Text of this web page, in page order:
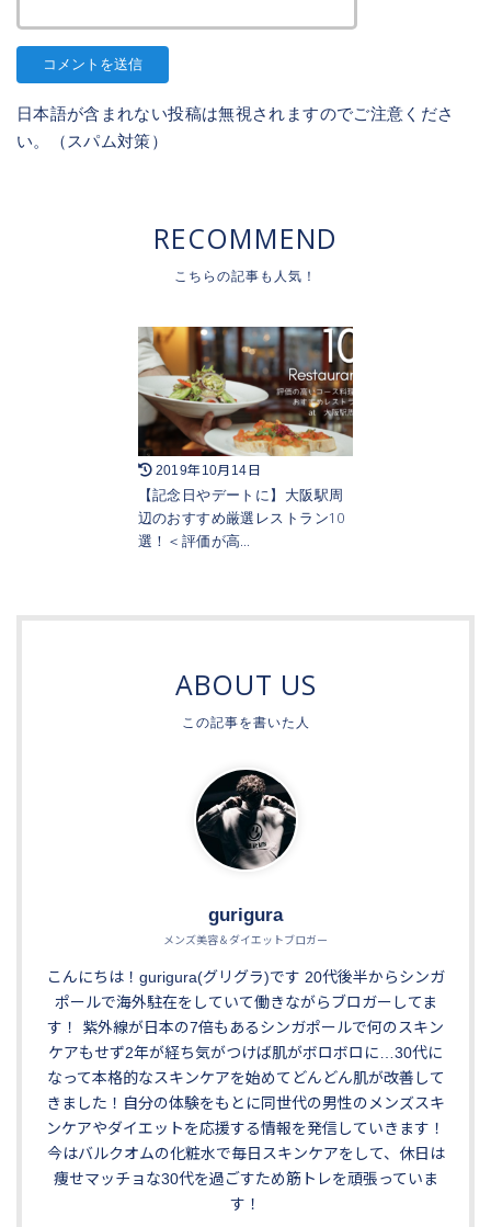
日本語が含まれない投稿は無視されますのでご注意くださ
い。（スパム対策）
RECOMMEND
2019年10月14日
【記念日やデートに】大阪駅周
辺のおすすめ厳選レストラン10
選！＜評価が高…
ABOUT US
gurigura
メンズ美容＆ダイエットブロガー
こんにちは！gurigura(グリグラ)です 20代後半からシンガ
ポールで海外駐在をしていて働きながらブロガーしてま
す！ 紫外線が日本の7倍もあるシンガポールで何のスキン
ケアもせず2年が経ち気がつけば肌がボロボロに…30代に
なって本格的なスキンケアを始めてどんどん肌が改善して
きました！自分の体験をもとに同世代の男性のメンズスキ
ンケアやダイエットを応援する情報を発信していきます！
今はバルクオムの化粧水で毎日スキンケアをして、休日は
痩せマッチョな30代を過ごすため筋トレを頑張っていま
す！